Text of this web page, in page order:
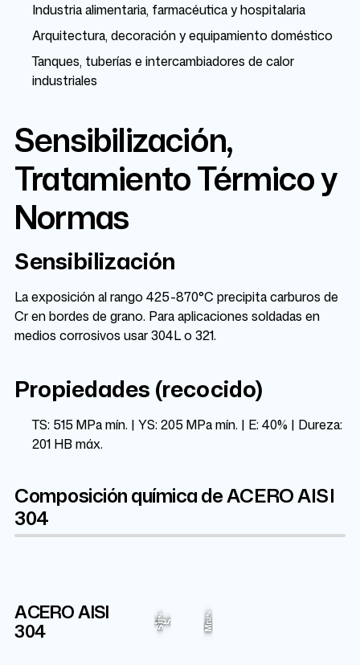
Industria alimentaria, farmacéutica y hospitalaria
Arquitectura, decoración y equipamiento doméstico
Tanques, tuberías e intercambiadores de calor
industriales
Sensibilización,
Tratamiento Térmico y
Normas
Sensibilización
La exposición al rango 425-870°C precipita carburos de
Cr en bordes de grano. Para aplicaciones soldadas en
medios corrosivos usar 304L o 321.
Propiedades (recocido)
TS: 515 MPa mín. | YS: 205 MPa mín. | E: 40% | Dureza:
201 HB máx.
Composición química de ACERO AISI
304
ACERO AISI
304 C
Si
1%P
S Mn
2%